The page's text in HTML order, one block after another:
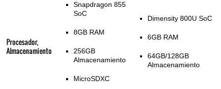
Procesador,
Almacenamiento
Snapdragon 855
SoC
8GB RAM
256GB
Almacenamiento
MicroSDXC
Dimensity 800U SoC
6GB RAM
64GB/128GB
Almacenamiento